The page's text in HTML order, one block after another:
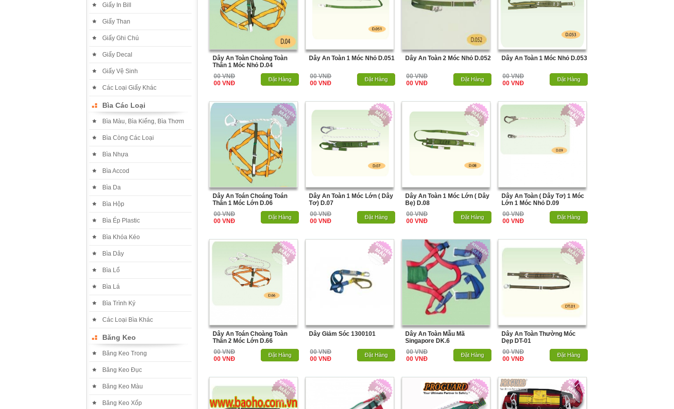
Giấy In Bill
Giấy Than
Giấy Ghi Chú
Giấy Decal
Giấy Vệ Sinh
Các Loại Giấy Khác
Bìa Các Loại
Bìa Màu, Bìa Kiếng, Bìa Thơm
Bìa Còng Các Loại
Bìa Nhựa
Bìa Accod
Bìa Da
Bìa Hộp
Bìa Ép Plastic
Bìa Khóa Kéo
Bìa Dây
Bìa Lổ
Bìa Lá
Bìa Trình Ký
Các Loại Bìa Khác
Băng Keo
Băng Keo Trong
Băng Keo Đục
Băng Keo Màu
Băng Keo Xốp
Dây An Toàn Choàng Toàn
Thân 1 Móc Nhỏ D.04
00 VNĐ
00 VNĐ
Hết Hàng
Đặt Hàng
Dây An Toàn 1 Móc Nhỏ D.051
00 VNĐ
00 VNĐ
Hết Hàng
Đặt Hàng
Dây An Toàn 2 Móc Nhỏ D.052
00 VNĐ
00 VNĐ
Hết Hàng
Đặt Hàng
Dây An Toàn 1 Móc Nhỏ D.053
00 VNĐ
00 VNĐ
Hết Hàng
Đặt Hàng
Dây An Toán Choáng Toán
Thân 1 Móc Lớn D.06
00 VNĐ
00 VNĐ
Hết Hàng
Đặt Hàng
Dây An Toàn 1 Móc Lớn ( Dây
Tơ) D.07
00 VNĐ
00 VNĐ
Hết Hàng
Đặt Hàng
Dây An Toàn 1 Móc Lớn ( Dây
Bẹ) D.08
00 VNĐ
00 VNĐ
Hết Hàng
Đặt Hàng
Dây An Toàn ( Dây Tơ) 1 Móc
Lớn 1 Móc Nhỏ D.09
00 VNĐ
00 VNĐ
Hết Hàng
Đặt Hàng
Dây An Toán Choàng Toàn
Thân 2 Móc Lớn D.66
00 VNĐ
00 VNĐ
Hết Hàng
Đặt Hàng
Dây Giảm Sóc 1300101
00 VNĐ
00 VNĐ
Hết Hàng
Đặt Hàng
Dây An Toàn Mẫu Mã
Singapore DK.6
00 VNĐ
00 VNĐ
Hết Hàng
Đặt Hàng
Dây An Toàn Thường Móc
Dẹp DT-01
00 VNĐ
00 VNĐ
Hết Hàng
Đặt Hàng